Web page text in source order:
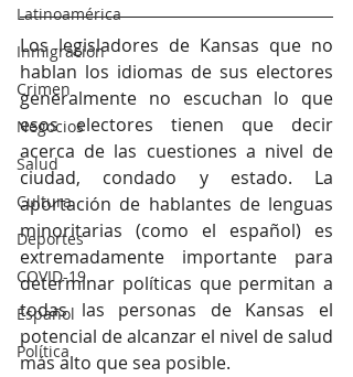
Latinoamérica
Inmigración
Crimen
Negocios
Salud
Cultura
Deportes
COVID-19
Español
Política
Los legisladores de Kansas que no
hablan los idiomas de sus electores
generalmente no escuchan lo que
esos electores tienen que decir
acerca de las cuestiones a nivel de
ciudad, condado y estado. La
aportación de hablantes de lenguas
minoritarias (como el español) es
extremadamente importante para
determinar políticas que permitan a
todas las personas de Kansas el
potencial de alcanzar el nivel de salud
más alto que sea posible.